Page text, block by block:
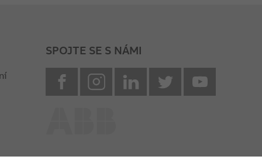
SPOJTE SE S NÁMI
facebook instagramLinkedin twitter